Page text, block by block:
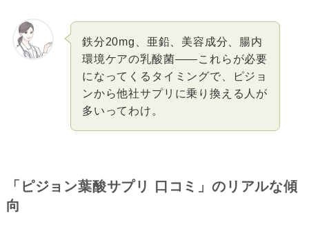
鉄分20mg、亜鉛、美容成分、腸内
環境ケアの乳酸菌――これらが必要
になってくるタイミングで、ピジョ
ンから他社サプリに乗り換える人が
多いってわけ。
「ピジョン葉酸サプリ 口コミ」のリアルな傾
向